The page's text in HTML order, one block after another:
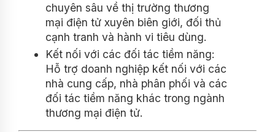
chuyên sâu về thị trường thương
mại điện tử xuyên biên giới, đối thủ
cạnh tranh và hành vi tiêu dùng.
Kết nối với các đối tác tiềm năng:
Hỗ trợ doanh nghiệp kết nối với các
nhà cung cấp, nhà phân phối và các
đối tác tiềm năng khác trong ngành
thương mại điện tử.